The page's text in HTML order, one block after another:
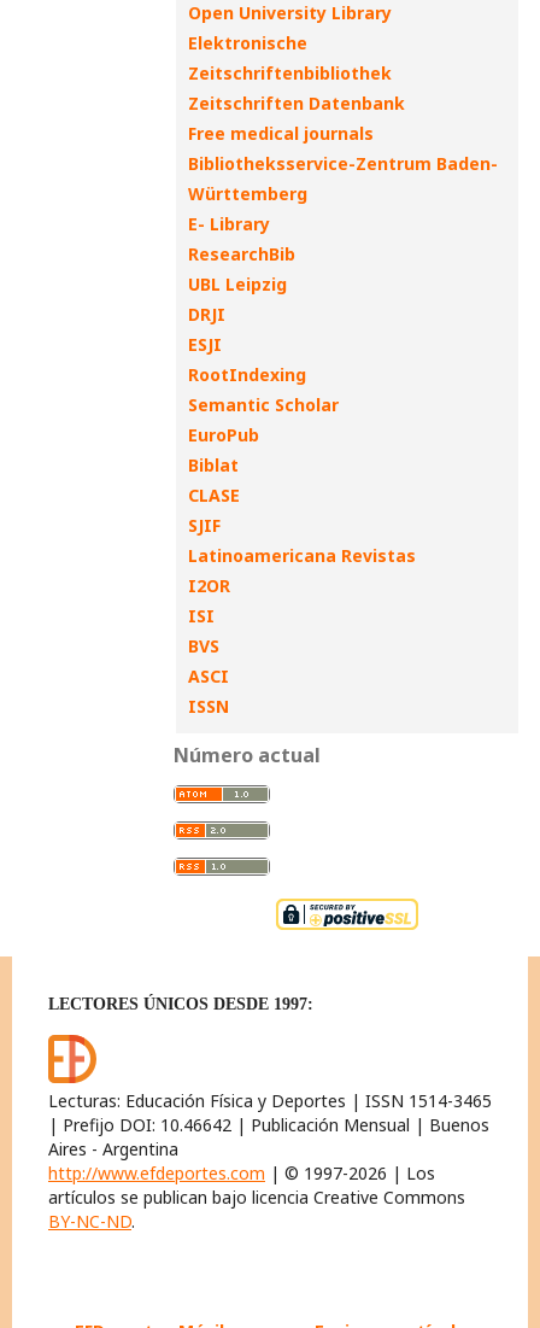
Open University Library
Elektronische
Zeitschriftenbibliothek
Zeitschriften Datenbank
Free medical journals
Bibliotheksservice-Zentrum Baden-
Württemberg
E- Library
ResearchBib
UBL Leipzig
DRJI
ESJI
RootIndexing
Semantic Scholar
EuroPub
Biblat
CLASE
SJIF
Latinoamericana Revistas
I2OR
ISI
BVS
ASCI
ISSN
Número actual
LECTORES ÚNICOS DESDE 1997:
Lecturas: Educación Física y Deportes | ISSN 1514-3465
| Prefijo DOI: 10.46642 | Publicación Mensual | Buenos
Aires - Argentina
http://www.efdeportes.com | © 1997-2026 | Los
artículos se publican bajo licencia Creative Commons
BY-NC-ND.